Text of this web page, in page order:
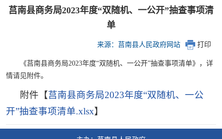
莒南县商务局2023年度“双随机、一公开”抽查事项清
单
来源：莒南县人民政府网站 打印
《莒南县商务局2023年度“双随机、一公开”抽查事项清单》，详
情请见附件。
附件【莒南县商务局2023年度“双随机、一公
开”抽查事项清单.xlsx】